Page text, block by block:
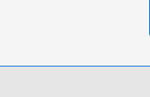
対応済データのみ